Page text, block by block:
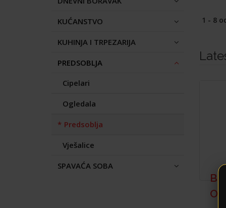
KUĆANSTVO
KUHINJA I TRPEZARIJA
PREDSOBLJA
Cipelari
Ogledala
Predsoblja
Vješalice
SPAVAĆA SOBA
1 - 8
OG